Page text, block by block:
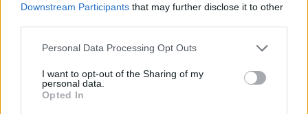
Downstream Participants that may further disclose it to other
Personal Data Processing Opt Outs
I want to opt-out of the Sharing of my
personal data.
Opted In